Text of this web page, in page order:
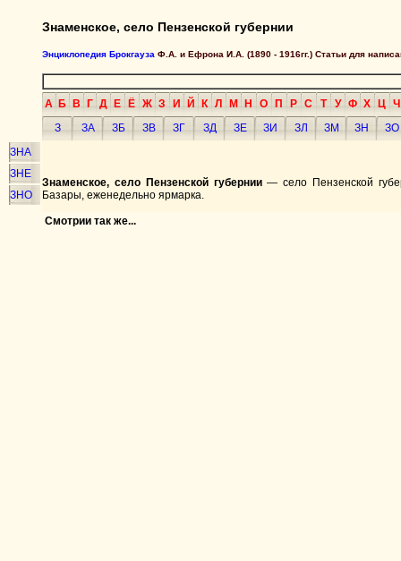
Знаменское, село Пензенской губернии
Энциклопедия Брокгауза Ф.А. и Ефрона И.А. (1890 - 1916гг.) Статьи для
А Б В Г Д Е Ё Ж З И Й К Л М Н О П Р С Т У Ф Х Ц Ч
З
ЗА ЗБ ЗВ ЗГ ЗД ЗЕ ЗИ ЗЛ ЗМ ЗН
ЗО
ЗНА
ЗНЕ
ЗНО
Знаменское, село Пензенской губернии— село Пензенской
Базары, еженедельно ярмарка.
Смотрии так же...